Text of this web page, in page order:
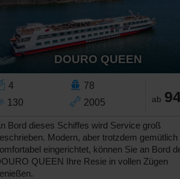
DOURO QUEEN
4
78
130
2005 ab
Bord dieses Schiffes wird Service groß
Modern, aber trotzdem gemütlich
eingerichtet, können Sie an Bord
QUEEN Ihre Resie in vollen Zügen